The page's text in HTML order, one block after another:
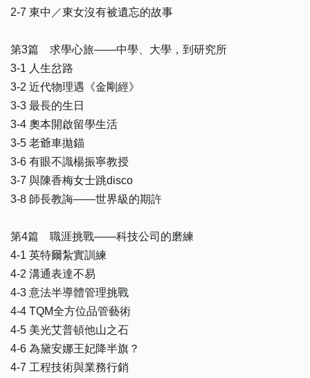
2-7 東中／東女沒有被遺忘的故事
第3篇 求學心旅——中學、大學，到研究所
3-1 人生岔路
3-2 近代物理遇《金剛經》
3-3 最長的生日
3-4 奧本開啟留學生活
3-5 老爺車拋錨
3-6 有眼不識楊振寧教授
3-7 與陳香梅女士跳disco
3-8 師長教誨——世界級的期許
第4篇 職涯挑戰——科技公司的磨練
4-1 英特爾紮實訓練
4-2 溝通表達不易
4-3 意法半導體管理挑戰
4-4 TQM全方位品管藝術
4-5 美光艾普頓他山之石
4-6 為黛安娜王妃降半旗？
4-7 工程技術與業務行銷